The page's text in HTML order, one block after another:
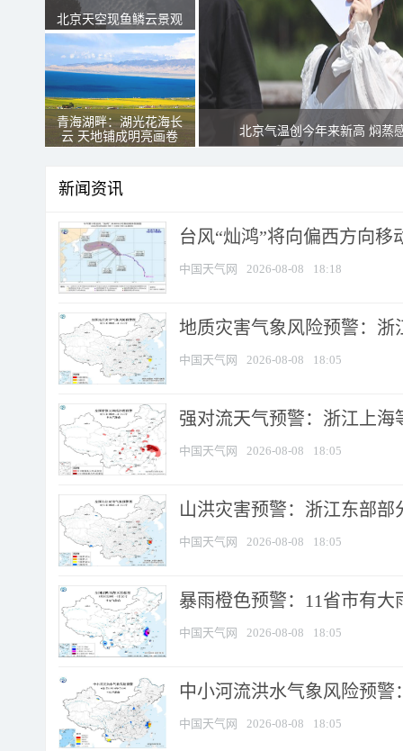
北京天空现鱼鳞云景观
青海湖畔：湖光花海长
云 天地铺成明亮画卷
北京气温创今年来新高 焖蒸
新闻资讯
台风“灿鸿”将向偏西方向移
中国天气网 2026-08-08 18:18
地质灾害气象风险预警：
中国天气网 2026-08-08 18:05
强对流天气预警：浙江上海
中国天气网 2026-08-08 18:05
山洪灾害预警：浙江东部
中国天气网 2026-08-08 18:05
暴雨橙色预警：11省市有
中国天气网 2026-08-08 18:05
中小河流洪水气象风险预
中国天气网 2026-08-08 18:05